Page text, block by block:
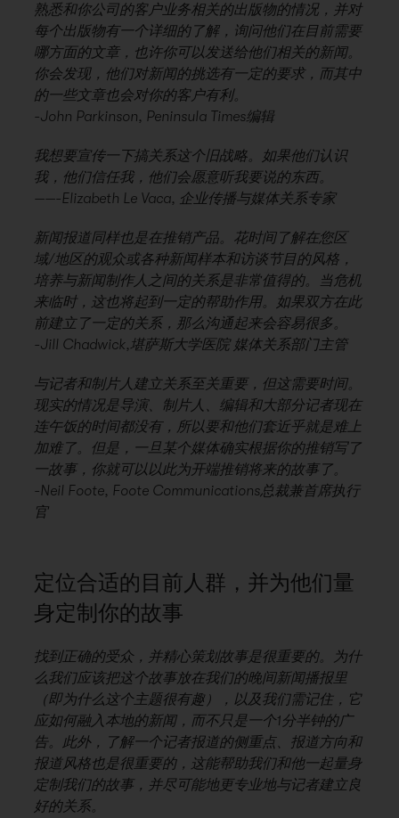
熟悉和你公司的客户业务相关的出版物的情况，并对
每个出版物有一个详细的了解，询问他们在目前需要
哪方面的文章，也许你可以发送给他们相关的新闻。
你会发现，他们对新闻的挑选有一定的要求，而其中
的一些文章也会对你的客户有利。
-John Parkinson, Peninsula Times编辑
我想要宣传一下搞关系这个旧战略。如果他们认识
我，他们信任我，他们会愿意听我要说的东西。
——-Elizabeth Le Vaca, 企业传播与媒体关系专家
新闻报道同样也是在推销产品。花时间了解在您区
域/地区的观众或各种新闻样本和访谈节目的风格，
培养与新闻制作人之间的关系是非常值得的。当危机
来临时，这也将起到一定的帮助作用。如果双方在此
前建立了一定的关系，那么沟通起来会容易很多。
-Jill Chadwick,堪萨斯大学医院 媒体关系部门主管
与记者和制片人建立关系至关重要，但这需要时间。
现实的情况是导演、制片人、编辑和大部分记者现在
连午饭的时间都没有，所以要和他们套近乎就是难上
加难了。但是，一旦某个媒体确实根据你的推销写了
一故事，你就可以以此为开端推销将来的故事了。
-Neil Foote, Foote Communications总裁兼首席执行
官
定位合适的目前人群，并为他们量
身定制你的故事
找到正确的受众，并精心策划故事是很重要的。为什
么我们应该把这个故事放在我们的晚间新闻播报里
（即为什么这个主题很有趣），以及我们需记住，它
应如何融入本地的新闻，而不只是一个1分半钟的广
告。此外，了解一个记者报道的侧重点、报道方向和
报道风格也是很重要的，这能帮助我们和他一起量身
定制我们的故事，并尽可能地更专业地与记者建立良
好的关系。